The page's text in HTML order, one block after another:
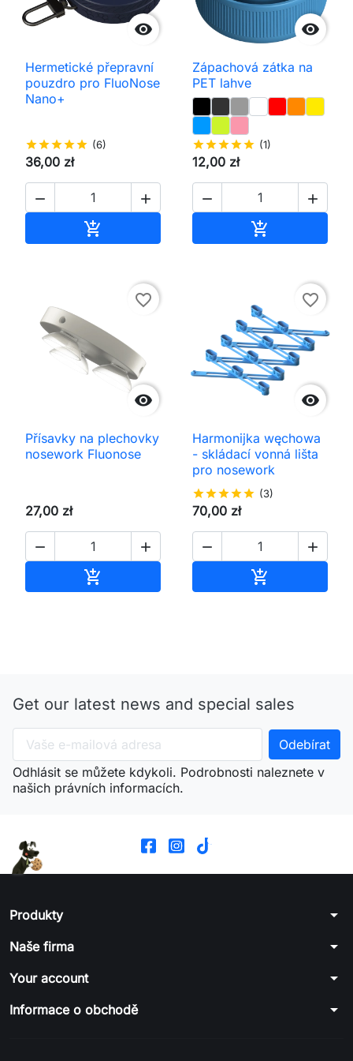

Hermetické přepravní
pouzdro pro FluoNose
Nano+
starstarstarstarstar (6)
36,00 zł
 


Zápachová zátka na
PET lahve
starstarstarstarstar (1)
12,00 zł
 


favorite_border
Přísavky na plechovky
nosework Fluonose
27,00 zł
 


favorite_border
Harmonijka węchowa
- skládací vonná lišta
pro nosework
starstarstarstarstar (3)
70,00 zł
 

Get our latest news and special sales
Odhlásit se můžete kdykoli. Podrobnosti naleznete v
našich právních informacích.
Produkty arrow_drop_down
Naše firma arrow_drop_down
Your account arrow_drop_down
Informace o obchodě arrow_drop_down